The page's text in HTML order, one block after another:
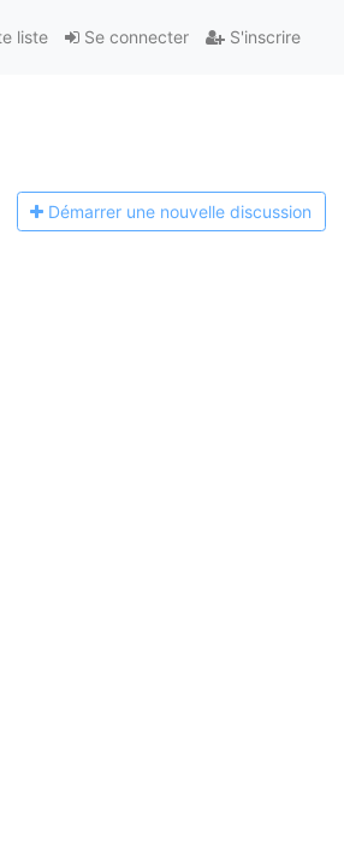
Se connecter S'inscrire
liste
Démarrer une nouvelle discussion